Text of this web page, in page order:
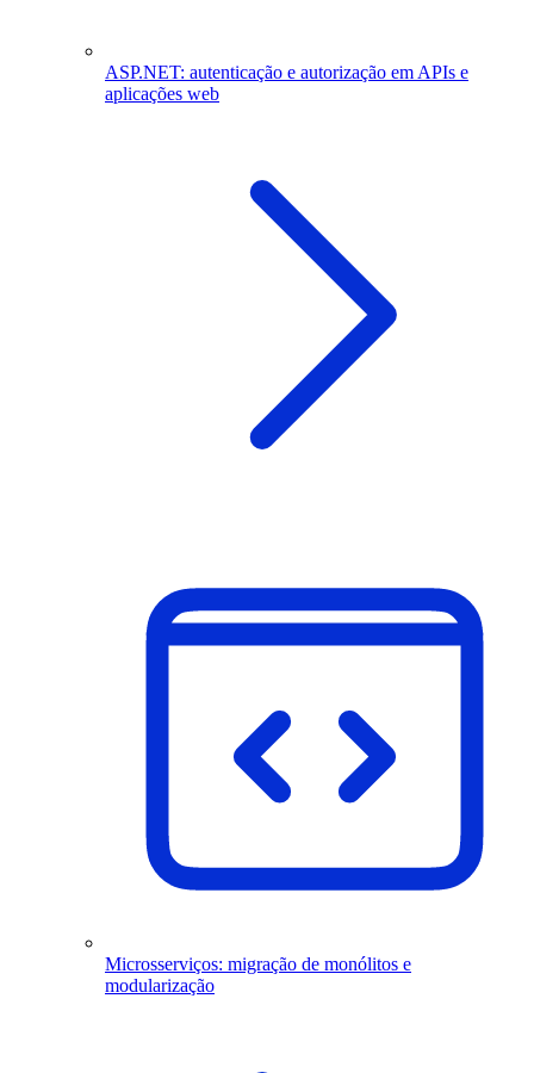
ASP.NET: autenticação e autorização em APIs e
aplicações web
Microsserviços: migração de monólitos e
modularização